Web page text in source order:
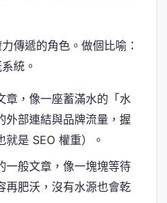
傳遞的角色。做個比喻：
統。
章，像一座蓄滿水的「水
外部連結與品牌流量，握
就是 SEO 權重）。
一般文章，像一塊塊等待
再肥沃，沒有水源也會乾